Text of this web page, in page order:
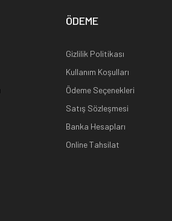
ÖDEME
Gizlilik Politikası
Kullanım Koşulları
Ödeme Seçenekleri
Satış Sözleşmesi
Banka Hesapları
Online Tahsilat